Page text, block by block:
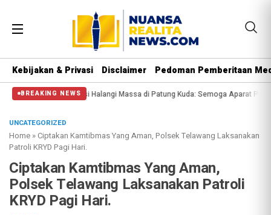
Kebijakan & Privasi Disclaimer Pedoman Pemberitaan
BREAKING NEWS
Polisi Halangi Massa di Patung Kuda: Semoga Aparat Punya Hati Nurani
UNCATEGORIZED
Home »Ciptakan Kamtibmas Yang Aman, Polsek Telawang Laksanakan
Patroli KRYD Pagi Hari.
Ciptakan Kamtibmas Yang Aman,
Polsek Telawang Laksanakan Patroli
KRYD Pagi Hari.